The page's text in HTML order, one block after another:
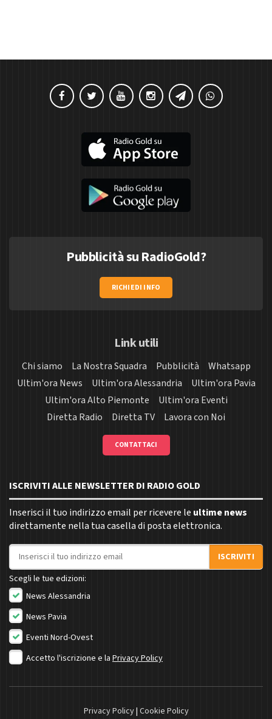
Pubblicità su RadioGold?
RICHIEDI INFO
Link utili
Chi siamo La Nostra Squadra Pubblicità
Whatsapp
Ultim'ora News
Ultim'ora Alessandria
Ultim'ora Pavia
Ultim'ora Alto Piemonte
Ultim'ora Eventi
Diretta Radio
Diretta TV Lavora con Noi
CONTATTACI
ISCRIVITI ALLE NEWSLETTER DI RADIO GOLD
Inserisci il tuo indirizzo email per ricevere le ultime news
direttamente nella tua casella di posta elettronica.
Indirizzo email
ISCRIVITI
Scegli le tue edizioni:
News Alessandria
News Pavia
Eventi Nord-Ovest
Accetto l'iscrizione e la Privacy Policy
Privacy Policy| Cookie Policy